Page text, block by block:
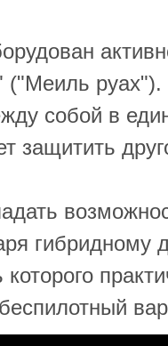
("Меиль руах").
собой в
защитить
гибридному
которого